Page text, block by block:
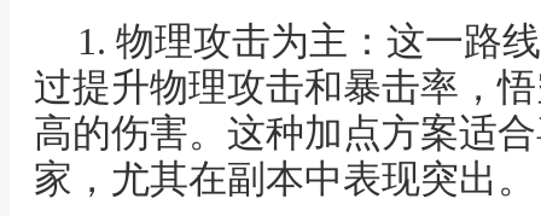
1. 物理攻击为主：这一路
过提升物理攻击和暴击率，
高的伤害。这种加点方案适
家，尤其在副本中表现突出。